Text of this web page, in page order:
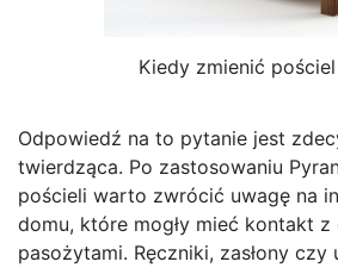
Kiedy zmienić
Odpowiedź na to pytanie jest
twierdząca. Po zastosowaniu
pościeli warto zwrócić uwagę na
domu, które mogły mieć kontakt z
pasożytami. Ręczniki, zasłony czy